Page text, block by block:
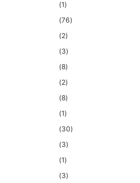
(1)
(76)
(2)
(3)
(8)
(2)
(8)
(1)
(30)
(3)
(1)
(3)